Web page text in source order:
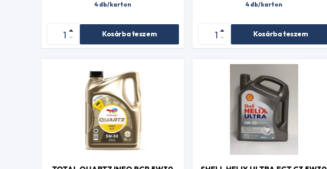
4 db/karton
Kosárba teszem
4 db/karton
Kosárba teszem